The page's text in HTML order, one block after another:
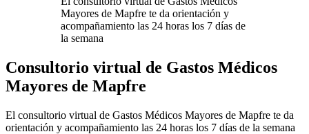
Mayores de Mapfre te da orientación y
acompañamiento las 24 horas los 7 días de
la semana
Consultorio virtual de Gastos Médicos
Mayores de Mapfre
El consultorio virtual de Gastos Médicos Mayores de Mapfre te da
orientación y acompañamiento las 24 horas los 7 días de la semana